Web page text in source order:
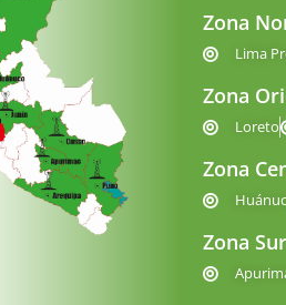
Zona
Lima
Zona
Loreto
Zona
Zona Sur